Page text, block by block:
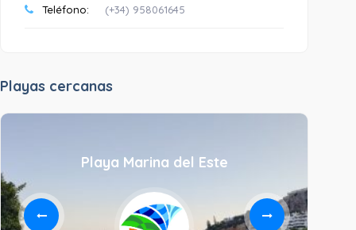
Teléfono: (+34) 958061645
Playas cercanas
Playa Marina del Este